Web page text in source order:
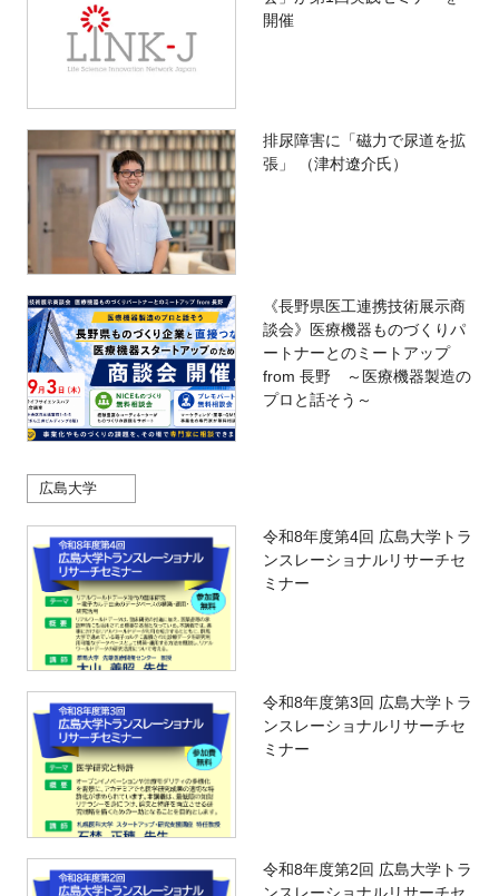
開催
排尿障害に「磁力で尿道を拡
張」 （津村遼介氏）
《長野県医工連携技術展示商
談会》医療機器ものづくりパ
ートナーとのミートアップ
from 長野 ～医療機器製造の
プロと話そう～
広島大学
令和8年度第4回 広島大学トラ
ンスレーショナルリサーチセ
ミナー
令和8年度第3回 広島大学トラ
ンスレーショナルリサーチセ
ミナー
令和8年度第2回 広島大学トラ
ンスレーショナルリサーチセ